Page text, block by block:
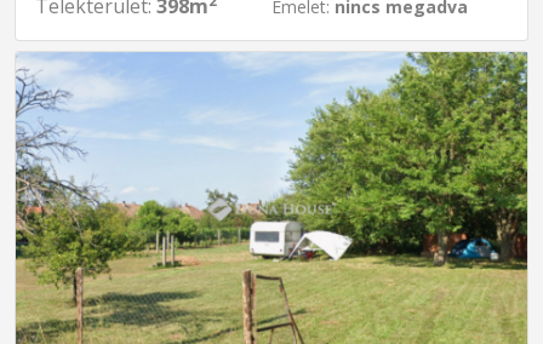
Telekterület: 398m
Emelet: nincs megadva